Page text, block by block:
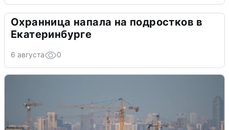
Охранница напала на подростков в
Екатеринбурге
6 августа 0